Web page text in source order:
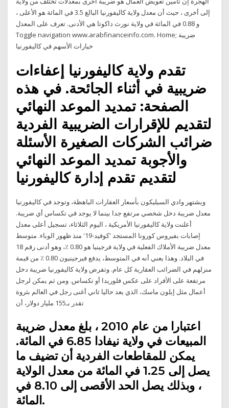
إلى أخرى ، حيث أن معدل ولاية كاليفورنيا البالغ 3.5 في المائة هو الأعلى ،
و 0.88 في المائة في ولاية نورث داكوتا هي الأدنى. تعرف على المعدل
Toggle navigation www.arabfinanceinfo.com. Home; ضريبة
خيارات الأسهم في كاليفورنيا
تقدم ولاية كاليفورنيا إعفاءات
ضريبية في أثناء الجائحة. في هذه
الصفحة: تمديد الموعد النهائي
لتقديم للإقرارات الضريبية الفردية
ضرائب الشركات الصغيرة الأسئلة
والأجوبة تمديد الموعد النهائي
لتقديم تقدم إدارة كاليفورنيا
ويشتهر وادي السيليكون بأسعار العقارات الباهظة، وتوجد في كاليفورنيا
معدل ضريبة دخل شخصي مرتفع جدا بينما لا يوجد في تكساس أي ضريبة.
أعلنت ولاية كاليفورنيا الأمريكية ، اليوم الثلاثاء، تسجيل أعلى معدل
إصابات بفيروس كورونا المستجد 'كوفيد-19' منذ ظهور الوباء. متوسط
معدل ضريبة الأملاك الفعلية في ولاية فرجينيا هو 0.80 ٪، وهو أدنى رقم 18
في البلاد. وهذا يعني أنه في المتوسط، يدفع فيرجينيون 0.80 ٪ من قيمة
منزلهم في الضرائب العقارية كل عام. وتفرض ولاية كاليفورنيا ضريبة دخل
مرتفعة على الأفراد على عكس فلوريدا أو تكساس. ومن ثم يمكن لرجل
أعمال مثل إيلون ماسك، الذي يعد حاليا ثاني أغنى رجل في العالم بثروة
تقدر بـ155 مليار دولار، أن
اعتبارا من عام 2010 ، بلغ معدل ضريبة
المبيعات في ولاية نيفادا 6.85 في المائة.
يمكن للمقاطعات الفردية أن تضيف ما
يصل إلى 1.25 في المائة من معدل الولاية
، وبذلك يصل الحد الأقصى إلى 8.10 في
المائة.